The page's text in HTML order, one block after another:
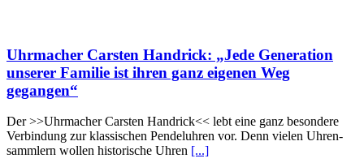
Uhrmacher Carsten Handrick: „Jede Generation
unserer Familie ist ihren ganz eigenen Weg
gegangen“
Der >>Uhrmacher Carsten Handrick<< lebt eine ganz besondere
Verbindung zur klassischen Pendeluhren vor. Denn vielen Uh­ren­
samm­lern wollen historische Uh­ren [...]